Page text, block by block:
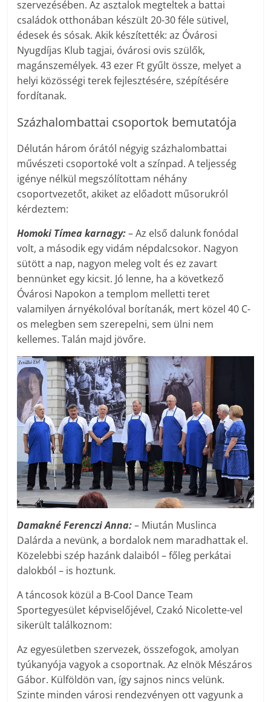
szervezésében. Az asztalok megteltek a battai
családok otthonában készült 20-30 féle sütivel,
édesek és sósak. Akik készítették: az Óvárosi
Nyugdíjas Klub tagjai, óvárosi ovis szülők,
magánszemélyek. 43 ezer Ft gyűlt össze, melyet a
helyi közösségi terek fejlesztésére, szépítésére
fordítanak.
Százhalombattai csoportok bemutatója
Délután három órától négyig százhalombattai
művészeti csoportoké volt a színpad. A teljesség
igénye nélkül megszólítottam néhány
csoportvezetőt, akiket az előadott műsorukról
kérdeztem:
Homoki Tímea karnagy:– Az első dalunk fonódal
volt, a második egy vidám népdalcsokor. Nagyon
sütött a nap, nagyon meleg volt és ez zavart
bennünket egy kicsit. Jó lenne, ha a következő
Óvárosi Napokon a templom melletti teret
valamilyen árnyékolóval borítanák, mert közel 40 C-
os melegben sem szerepelni, sem ülni nem
kellemes. Talán majd jövőre.
Damakné Ferenczi Anna:– Miután Muslinca
Dalárda a nevünk, a bordalok nem maradhattak el.
Közelebbi szép hazánk dalaiból – főleg perkátai
dalokból – is hoztunk.
A táncosok közül a B-Cool Dance Team
Sportegyesület képviselőjével, Czakó Nico­lette-vel
sikerült találkoznom:
Az egyesületben szervezek, összefogok, amolyan
tyúkanyója vagyok a csoportnak. Az elnök Mészáros
Gábor. Külföldön van, így sajnos nincs velünk.
Szinte minden városi rendezvényen ott vagyunk a